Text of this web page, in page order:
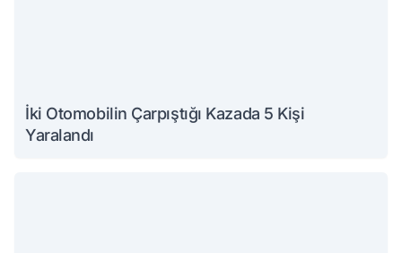
İki Otomobilin Çarpıştığı Kazada 5 Kişi
Yaralandı